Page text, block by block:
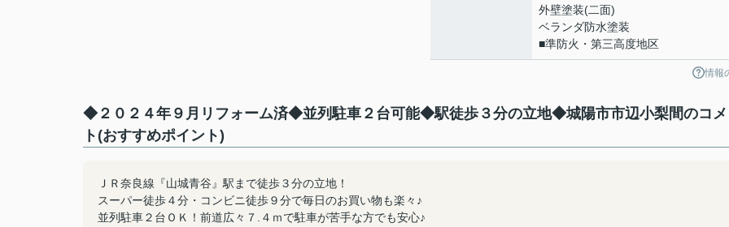
外壁塗装(二面)
ベランダ防水塗装
■準防火・第三高度地区
情報
◆２０２４年９月リフォーム済◆並列駐車２台可能◆駅徒歩３分の立地◆城陽市市辺小梨間のコ
ト(おすすめポイント)
ＪＲ奈良線『山城青谷』駅まで徒歩３分の立地！
スーパー徒歩４分・コンビニ徒歩９分で毎日のお買い物も楽々♪
並列駐車２台ＯＫ！前道広々７.４ｍで駐車が苦手な方でも安心♪